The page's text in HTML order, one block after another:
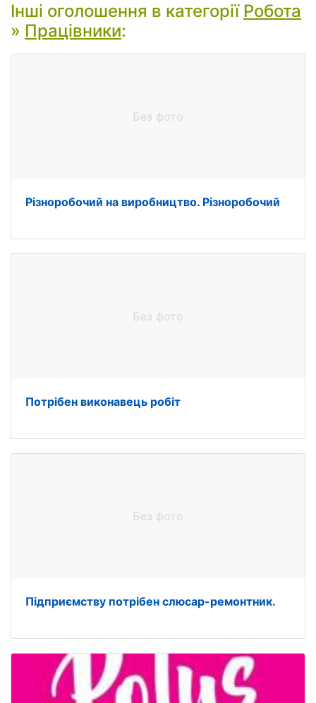
Інші оголошення в категорії Робота
» Працівники:
Без фото
Різноробочий на виробництво. Різноробочий
Без фото
Пoтрібен виконавець робіт
Без фото
Підприємству потрібен слюсар-ремонтник.